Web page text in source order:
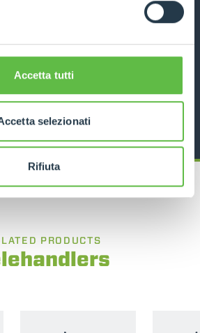
Accetta tutti
selezionati
Rifiuta
DISCOVER MORE
DATA
PRODUCTS